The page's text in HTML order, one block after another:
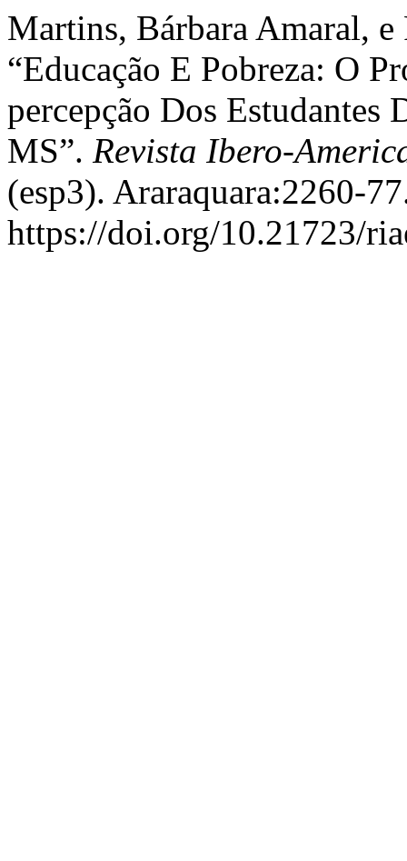
Martins, Bárbara Amaral,
“Educação E Pobreza: O
percepção Dos
MS”. Revista Ibero-
(esp3). Araraquara:2260-
https://doi.org/10.21723/